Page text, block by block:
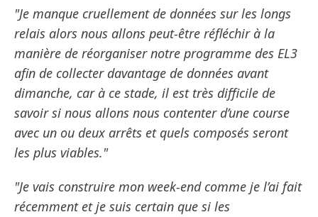
"Je manque cruellement de données sur les longs
relais alors nous allons peut-être réfléchir à la
manière de réorganiser notre programme des EL3
afin de collecter davantage de données avant
dimanche, car à ce stade, il est très difficile de
savoir si nous allons nous contenter d’une course
avec un ou deux arrêts et quels composés seront
les plus viables."
"Je vais construire mon week-end comme je l’ai fait
récemment et je suis certain que si les